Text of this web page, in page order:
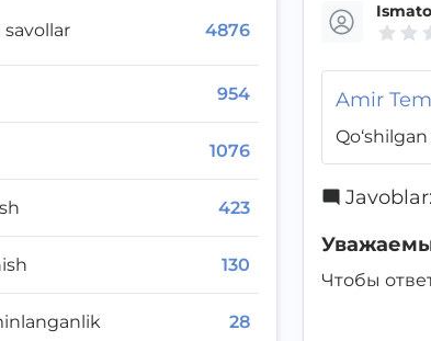
Amir
Javoblar:
Чтобы
savollar 4876
954
1076
423
130
28